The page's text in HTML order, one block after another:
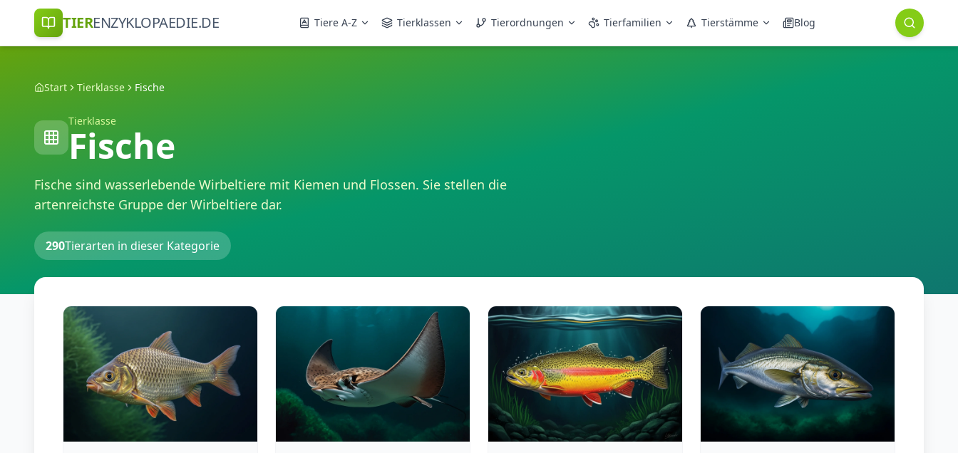
TIERENZYKLOPAEDIE.DE Tiere A-Z Tierklassen Tierordnungen Tierfamilien Tierstämme Blog
Start Tierklasse Fische
Tierklasse
Fische
Fische sind wasserlebende Wirbeltiere mit Kiemen und Flossen. Sie stellen die
artenreichste Gruppe der Wirbeltiere dar.
290Tierarten in dieser Kategorie